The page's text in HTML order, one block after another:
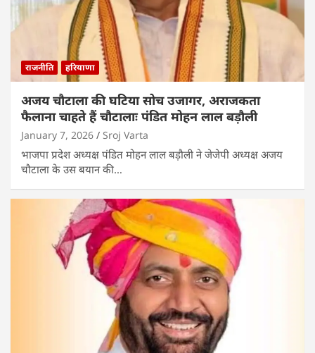
राजनीति हरियाणा
अजय चौटाला की घटिया सोच उजागर, अराजकता
फैलाना चाहते हैं चौटालाः पंडित मोहन लाल बड़ौली
January 7, 2026 Sroj Varta
भाजपा प्रदेश अध्यक्ष पंडित मोहन लाल बड़ौली ने जेजेपी अध्यक्ष अजय
चौटाला के उस बयान की…